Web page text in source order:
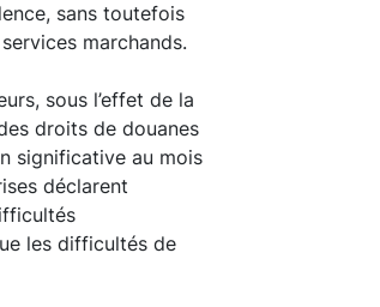
sans toutefois
marchands.
sous l’effet de la
droits de douanes
significative au mois
déclarent
les difficultés de